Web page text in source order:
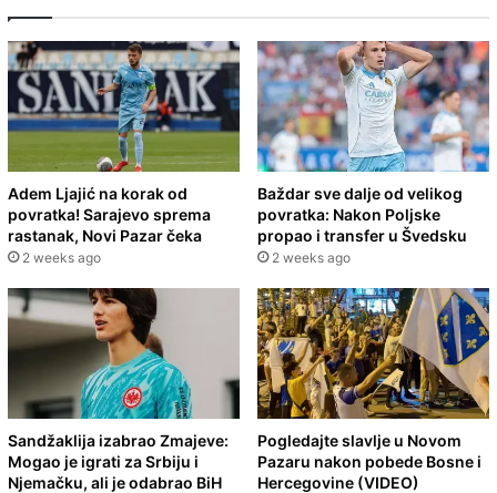
Adem Ljajić na korak od
povratka! Sarajevo sprema
rastanak, Novi Pazar čeka
2 weeks ago
Baždar sve dalje od velikog
povratka: Nakon Poljske
propao i transfer u Švedsku
2 weeks ago
Sandžaklija izabrao Zmajeve:
Mogao je igrati za Srbiju i
Njemačku, ali je odabrao BiH
Pogledajte slavlje u Novom
Pazaru nakon pobede Bosne i
Hercegovine (VIDEO)